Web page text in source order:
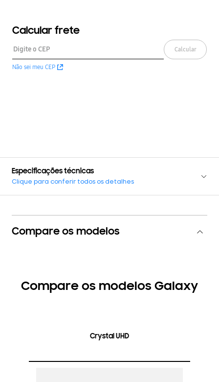
Calcular frete
Calcular
Não sei meu CEP
Especificações técnicas
Clique para conferir todos os detalhes
Compare os modelos
Compare os modelos Galaxy
Crystal UHD